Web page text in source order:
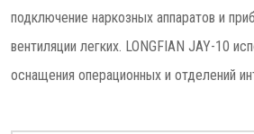
подключение наркозных аппаратов и
вентиляции легких. LONGFIAN JAY-10
оснащения операционных и отделений